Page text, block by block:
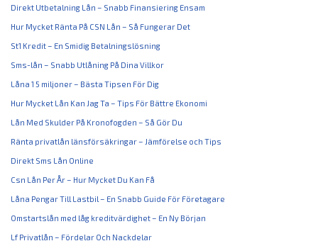
Direkt Utbetalning Lån – Snabb Finansiering Ensam
Hur Mycket Ränta På CSN Lån – Så Fungerar Det
St1 Kredit – En Smidig Betalningslösning
Sms-lån – Snabb Utlåning På Dina Villkor
Låna 1 5 miljoner – Bästa Tipsen För Dig
Hur Mycket Lån Kan Jag Ta – Tips För Bättre Ekonomi
Lån Med Skulder På Kronofogden – Så Gör Du
Ränta privatlån länsförsäkringar – Jämförelse och Tips
Direkt Sms Lån Online
Csn Lån Per År – Hur Mycket Du Kan Få
Låna Pengar Till Lastbil – En Snabb Guide För Företagare
Omstartslån med låg kreditvärdighet – En Ny Början
Lf Privatlån – Fördelar Och Nackdelar